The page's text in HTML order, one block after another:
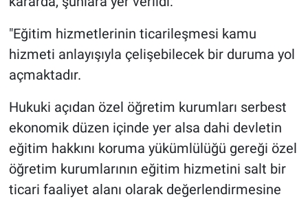
"Eğitim hizmetlerinin ticarileşmesi kamu
hizmeti anlayışıyla çelişebilecek bir duruma yol
açmaktadır.
Hukuki açıdan özel öğretim kurumları serbest
ekonomik düzen içinde yer alsa dahi devletin
eğitim hakkını koruma yükümlülüğü gereği özel
öğretim kurumlarının eğitim hizmetini salt bir
ticari faaliyet alanı olarak değerlendirmesine